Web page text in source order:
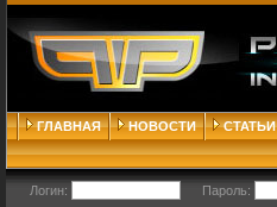
ГЛАВНАЯ НОВОСТИ СТАТЬИ
Логин: Пароль: